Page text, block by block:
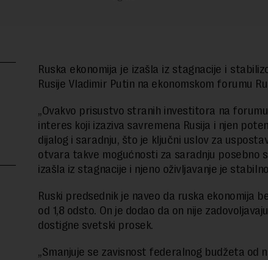
Ruska ekonomija je izašla iz stagnacije i
Rusije Vladimir Putin na ekonomskom forumu
„Ovakvo prisustvo stranih investitora na
interes koji izaziva savremena Rusija i njen
dijalog i saradnju, što je ključni uslov za
otvara takve mogućnosti za saradnju posebno
izašla iz stagnacije i njeno oživljavanje je
Ruski predsednik je naveo da ruska ekonomija
od 1,8 odsto. On je dodao da on nije
dostigne svetski prosek.
„Smanjuje se zavisnost federalnog budžeta od